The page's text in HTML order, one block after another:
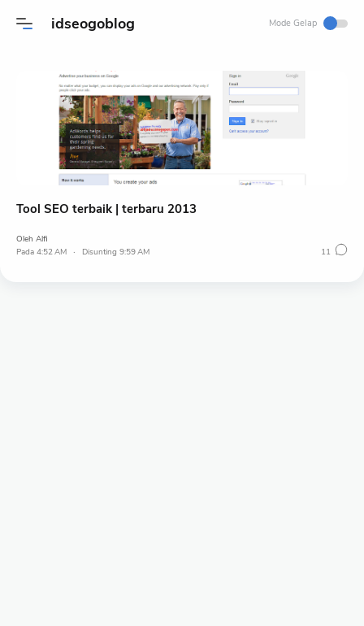
idseogoblog Mode Gelap
Tool SEO terbaik | terbaru 2013
Oleh Alfi
Pada 4:52 AM 9:59 AM 11